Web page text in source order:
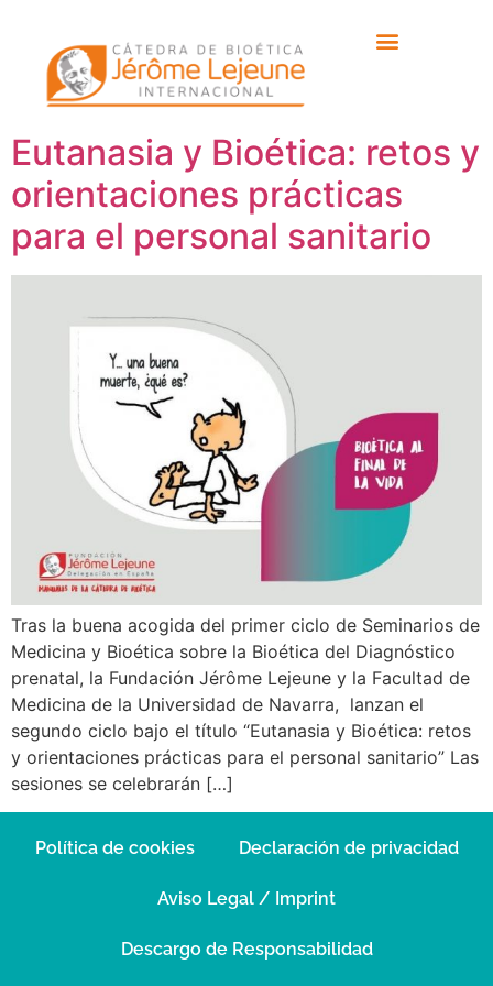
Etiqueta: Manuel
Sellés.
Eutanasia y Bioética: retos y
orientaciones prácticas
para el personal sanitario
Tras la buena acogida del primer ciclo de Seminarios de
Medicina y Bioética sobre la Bioética del Diagnóstico
prenatal, la Fundación Jérôme Lejeune y la Facultad de
Medicina de la Universidad de Navarra, lanzan el
segundo ciclo bajo el título “Eutanasia y Bioética: retos
y orientaciones prácticas para el personal sanitario” Las
sesiones se celebrarán […]
Política de cookies Declaración de privacidad
Aviso Legal / Imprint
Descargo de Responsabilidad